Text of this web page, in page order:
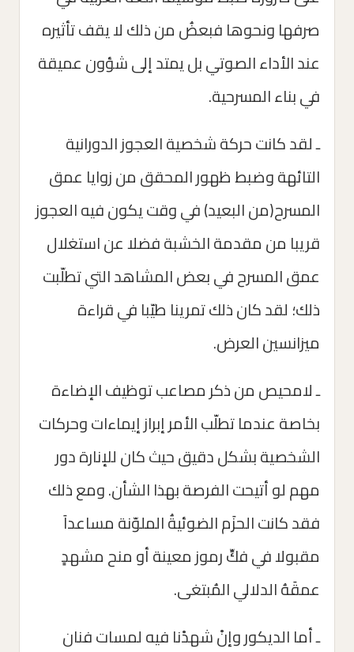
صرفها ونحوها فبعضُ من ذلك لا يقف تأثيره
عند الأداء الصوتي بل يمتد إلى شؤون عميقة
في بناء المسرحية.
ـ لقد كانت حركة شخصية العجوز الدورانية
التائهة وضبط ظهور المحقق من زوايا عمق
المسرح(من البعيد) في وقت يكون فيه العجوز
قريبا من مقدمة الخشبة فضلا عن استغلال
عمق المسرح في بعض المشاهد التي تطلّبت
ذلك؛ لقد كان ذلك تمرينا طيّبا في قراءة
ميزانسين العرض.
ـ لامحيص من ذكر مصاعب توظيف الإضاءة
بخاصة عندما تطلّب الأمر إبراز إيماءات وحركات
الشخصية بشكل دقيق حيث كان للإنارة دور
مهم لو أتيحت الفرصة بهذا الشأن. ومع ذلك
فقد كانت الحزَم الضوئيةُ الملوّنة مساعداَ
مقبولا في فكِّ رموز معينة أو منح مشهدِِ
عمقَهُ الدلالي المُبتغى.
ـ أما الديكور وإنْ شهدْنا فيه لمسات فنان